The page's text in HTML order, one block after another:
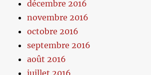
décembre 2016
novembre 2016
octobre 2016
septembre 2016
août 2016
juillet 2016